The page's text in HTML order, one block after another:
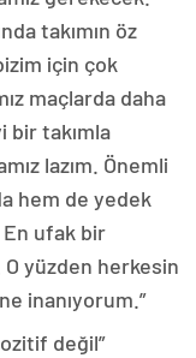
takımın öz
için çok
maçlarda daha
bir takımla
lazım. Önemli
hem de yedek
ufak bir
O yüzden herkesin
inanıyorum.”
değil”